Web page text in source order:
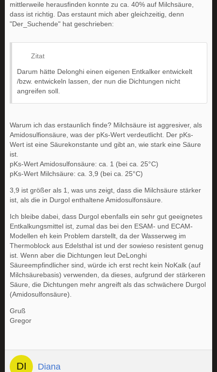
mittlerweile herausfinden konnte zu ca. 40% auf Milchsäure,
dass ist richtig. Das erstaunt mich aber gleichzeitig, denn
"Der_Suchende" hat geschrieben:
Zitat
Darum hätte Delonghi einen eigenen Entkalker entwickelt
/bzw. entwickeln lassen, der nun die Dichtungen nicht
angreifen soll.
Warum ich das erstaunlich finde? Milchsäure ist aggresiver, als
Amidosulfionsäure, was der pKs-Wert verdeutlicht. Der pKs-
Wert ist eine Säurekonstante und gibt an, wie stark eine Säure
ist.
pKs-Wert Amidosulfonsäure: ca. 1 (bei ca. 25°C)
pKs-Wert Milchsäure: ca. 3,9 (bei ca. 25°C)
3,9 ist größer als 1, was uns zeigt, dass die Milchsäure stärker
ist, als die in Durgol enthaltene Amidosulfonsäure.
Ich bleibe dabei, dass Durgol ebenfalls ein sehr gut geeignetes
Entkalkungsmittel ist, zumal das bei den ESAM- und ECAM-
Modellen eh kein Problem darstellt, da der Wasserweg im
Thermoblock aus Edelsthal ist und der sowieso resistent genug
ist. Wenn aber die Dichtungen leut DeLonghi
Säureempfindlicher sind, würde ich erst recht kein NoKalk (auf
Milchsäurebasis) verwenden, da dieses, aufgrund der stärkeren
Säure, die Dichtungen mehr angreift als das schwächere Durgol
(Amidosulfonsäure).
Gruß
Gregor
Diana